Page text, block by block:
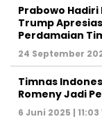
Prabowo
Trump
Perdamaian
24 September
Timnas
Romeny Jadi
6 Juni 2025 | 11:03